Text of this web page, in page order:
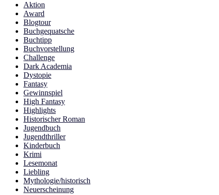
Aktion
Award
Blogtour
Buchgequatsche
Buchtipp
Buchvorstellung
Challenge
Dark Academia
Dystopie
Fantasy
Gewinnspiel
High Fantasy
Highlights
Historischer Roman
Jugendbuch
Jugendthriller
Kinderbuch
Krimi
Lesemonat
Liebling
Mythologie/historisch
Neuerscheinung